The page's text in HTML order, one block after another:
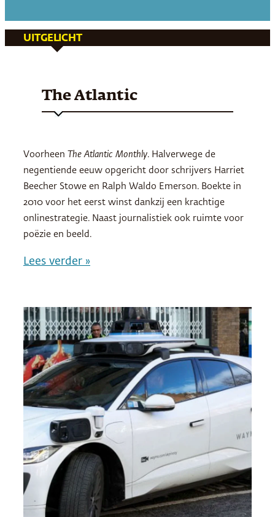
UITGELICHT
The Atlantic
Voorheen The Atlantic Monthly. Halverwege de
negentiende eeuw opgericht door schrijvers Harriet
Beecher Stowe en Ralph Waldo Emerson. Boekte in
2010 voor het eerst winst dankzij een krachtige
onlinestrategie. Naast journalistiek ook ruimte voor
poëzie en beeld.
Lees verder »